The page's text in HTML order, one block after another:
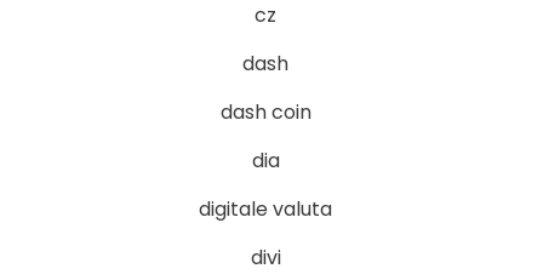
cz
dash
dash coin
dia
digitale valuta
divi